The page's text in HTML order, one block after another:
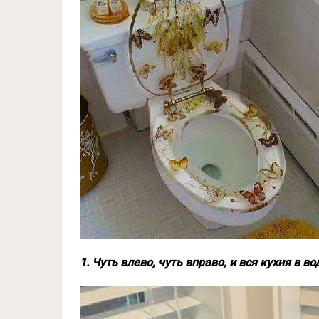
1. Чуть влево, чуть вправо, и вся кухня в